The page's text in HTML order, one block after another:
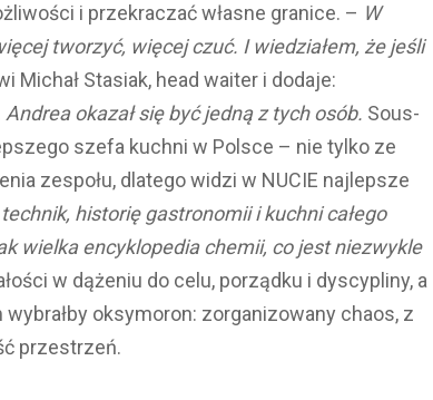
i przekraczać własne granice. – W
tworzyć, więcej czuć. I wiedziałem, że jeśli
Michał Stasiak, head waiter i dodaje:
okazał się być jedną z tych osób. Sous-
szefa kuchni w Polsce – nie tylko ze
zespołu, dlatego widzi w NUCIE najlepsze
technik, historię gastronomii i kuchni całego
wielka encyklopedia chemii, co jest niezwykle
w dążeniu do celu, porządku i dyscypliny, a
oksymoron: zorganizowany chaos, z
przestrzeń.